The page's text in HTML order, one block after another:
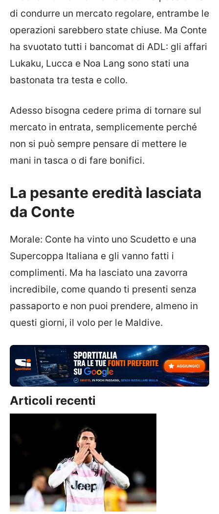
di condurre un mercato regolare, entrambe le
operazioni sarebbero state chiuse. Ma Conte
ha svuotato tutti i bancomat di ADL: gli affari
Lukaku, Lucca e Noa Lang sono stati una
bastonata tra testa e collo.
Adesso bisogna cedere prima di tornare sul
mercato in entrata, semplicemente perché
non si può sempre pensare di mettere le
mani in tasca o di fare bonifici.
La pesante eredità lasciata
da Conte
Morale: Conte ha vinto uno Scudetto e una
Supercoppa Italiana e gli vanno fatti i
complimenti. Ma ha lasciato una zavorra
incredibile, come quando ti presenti senza
passaporto e non puoi prendere, almeno in
questi giorni, il volo per le Maldive.
Articoli recenti